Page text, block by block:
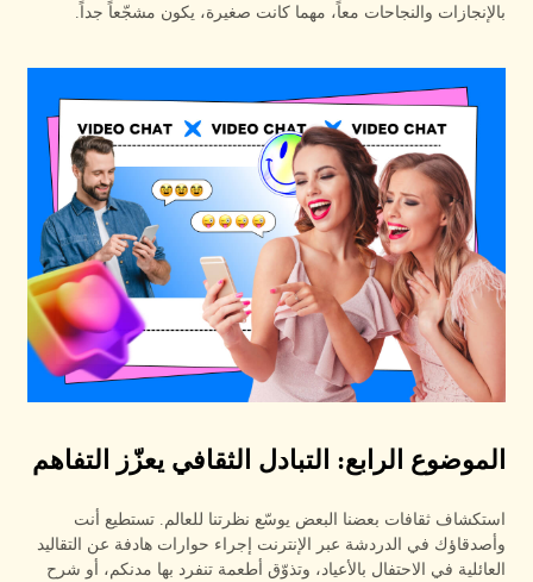
بالإنجازات والنجاحات معاً، مهما كانت صغيرة، يكون مشجّعاً جداً.
الموضوع الرابع: التبادل الثقافي يعزّز التفاهم
استكشاف ثقافات بعضنا البعض يوسّع نظرتنا للعالم. تستطيع أنت
وأصدقاؤك في الدردشة عبر الإنترنت إجراء حوارات هادفة عن التقاليد
العائلية في الاحتفال بالأعياد، وتذوّق أطعمة تنفرد بها مدنكم، أو شرح